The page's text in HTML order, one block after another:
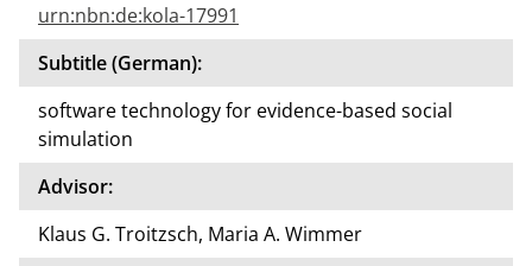
urn:nbn:de:kola-17991
Subtitle (German):
software technology for evidence-based social
simulation
Advisor:
Klaus G. Troitzsch, Maria A. Wimmer